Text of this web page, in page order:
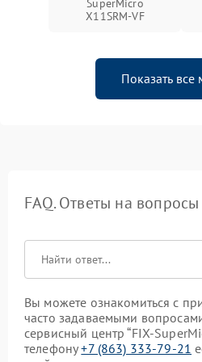
X11SRM-VF
Показать все
FAQ. Ответы на вопросы
Вы можете ознакомиться с
часто задаваемыми
сервисный центр “FIX-
телефону+7 (863) 333-79-21